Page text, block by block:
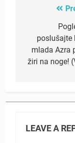
poslušajte
mlada Azra
žiri na noge!
LEAVE A